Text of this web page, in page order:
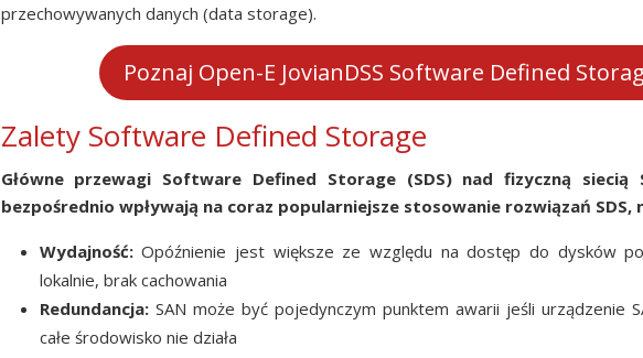
przechowywanych danych (data storage).
Poznaj Open-E JovianDSS Software Defined
Zalety Software Defined Storage
Główne przewagi Software Defined Storage (SDS) nad fizyczną siecią
bezpośrednio wpływają na coraz popularniejsze stosowanie rozwiązań SDS,
Wydajność:Opóźnienie jest większe ze względu na dostęp do dysków
lokalnie, brak cachowania
Redundancja:SAN może być pojedynczym punktem awarii jeśli urządzenie
całe środowisko nie działa